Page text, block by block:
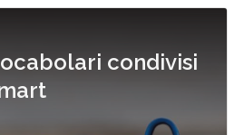
condivisi